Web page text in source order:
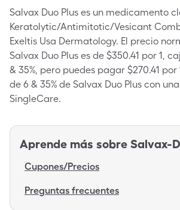
Salvax Duo Plus es un medicamento
Keratolytic/Antimitotic/Vesicant
Exeltis Usa Dermatology. El precio
Salvax Duo Plus es de $350.41 por 1,
& 35%, pero puedes pagar $270.41
de 6 & 35% de Salvax Duo Plus con
SingleCare.
Aprende más sobre Salvax-
Cupones/Precios
Preguntas frecuentes